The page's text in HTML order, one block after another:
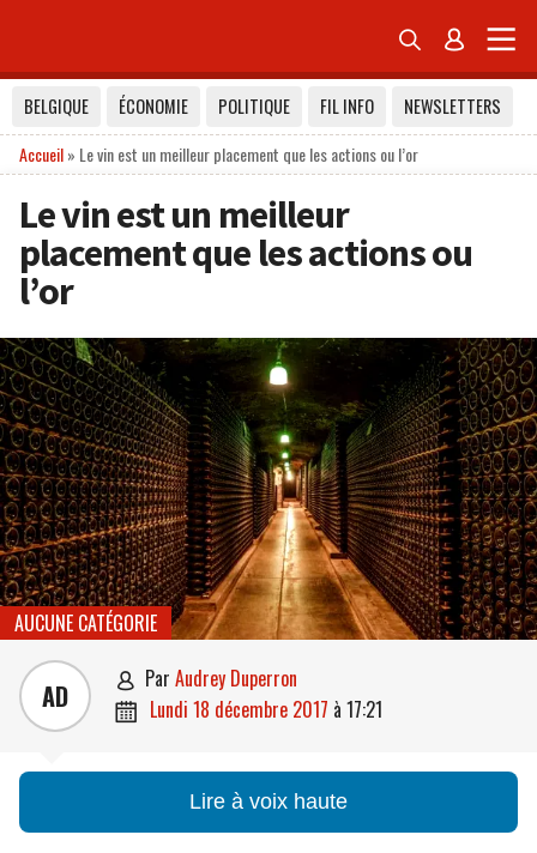
 
BELGIQUE ÉCONOMIE POLITIQUE FIL INFO
NEWSLETTERS
Accueil» Le vin est un meilleur placement que les actions ou l’or
Le vin est un meilleur
placement que les actions ou
l’or
AUCUNE CATÉGORIE
AD  par Audrey Duperron
 lundi 18 décembre 2017 à 17:21
Lire à voix haute